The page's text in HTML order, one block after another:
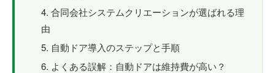
合同会社システムクリエーションが選ばれる理
由
自動ドア導入のステップと手順
よくある誤解：自動ドアは維持費が高い？